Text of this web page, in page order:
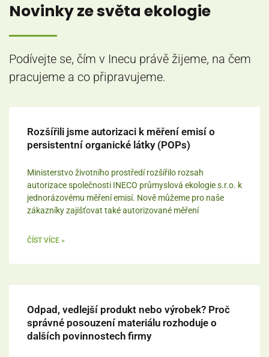
Novinky ze světa ekologie
Podívejte se, čím v Inecu právě žijeme, na čem
pracujeme a co připravujeme.
Rozšířili jsme autorizaci k měření emisí o
persistentní organické látky (POPs)
Ministerstvo životního prostředí rozšířilo rozsah
autorizace společnosti INECO průmyslová ekologie s.r.o. k
jednorázovému měření emisí. Nově můžeme pro naše
zákazníky zajišťovat také autorizované měření
ČÍST VÍCE »
Odpad, vedlejší produkt nebo výrobek? Proč
správné posouzení materiálu rozhoduje o
dalších povinnostech firmy